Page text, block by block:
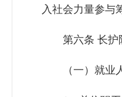
入社会力量参与
第六条 长护险
（一）就业